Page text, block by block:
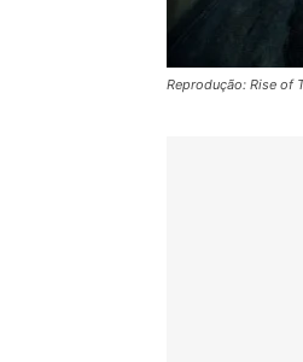
Reprodução: Rise of